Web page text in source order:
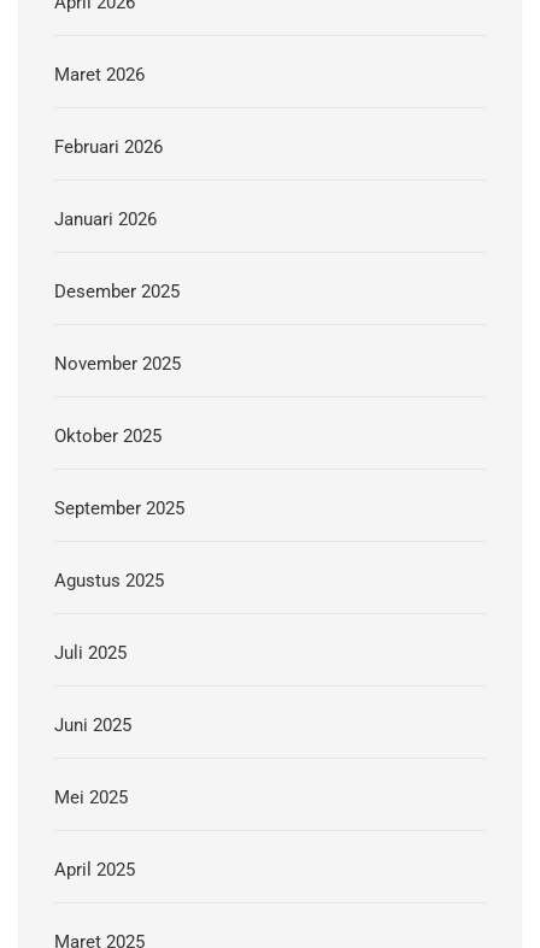
Maret 2026
Februari 2026
Januari 2026
Desember 2025
November 2025
Oktober 2025
September 2025
Agustus 2025
Juli 2025
Juni 2025
Mei 2025
April 2025
Maret 2025